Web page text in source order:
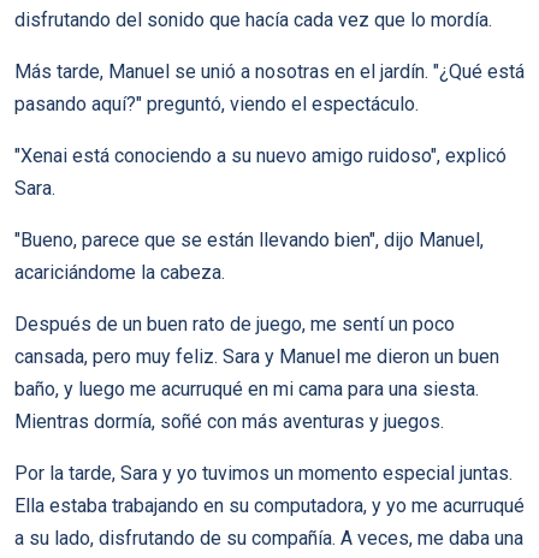
disfrutando del sonido que hacía cada vez que lo mordía.
Más tarde, Manuel se unió a nosotras en el jardín. "¿Qué está
pasando aquí?" preguntó, viendo el espectáculo.
"Xenai está conociendo a su nuevo amigo ruidoso", explicó
Sara.
"Bueno, parece que se están llevando bien", dijo Manuel,
acariciándome la cabeza.
Después de un buen rato de juego, me sentí un poco
cansada, pero muy feliz. Sara y Manuel me dieron un buen
baño, y luego me acurruqué en mi cama para una siesta.
Mientras dormía, soñé con más aventuras y juegos.
Por la tarde, Sara y yo tuvimos un momento especial juntas.
Ella estaba trabajando en su computadora, y yo me acurruqué
a su lado, disfrutando de su compañía. A veces, me daba una